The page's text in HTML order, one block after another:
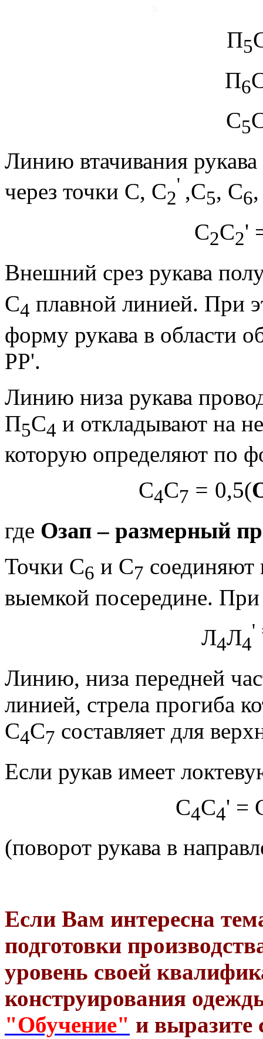
П5
П6
С5
Линию втачивания
через точки С, С2
' ,С5, С6
С2С2'
Внешний срез рукава
С4 плавной лини­ей. При
форму рукава в области
РР'.
Линию низа рукава
П5С4 и откладыва­ют на
которую определяют по
С4С7 = 0,5(
где Озап – размерный
Точки С6 и С7 соединяют
выемкой посередине.
Л4Л4
'
Линию, низа передней
линией, стрела прогиба
С4С7 составляет для
Если рукав имеет
С4С4' =
(поворот рукава в
Если Вам интересна
подготовки
уровень своей
конструирования
"Обучение" и выразите